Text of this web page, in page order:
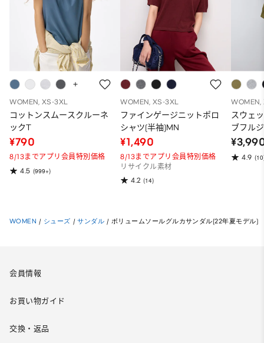
WOMEN, XS-3XL
コットンスムースクルーネ
ックT
¥790
8/13までアプリ会員特別価格
4.5 (999+)
WOMEN, XS-3XL
ファインゲージニットポロ
シャツ(半袖)MN
¥1,490
8/13までアプリ会員特別価格
リサイクル素材
4.2 (14)
WOMEN,
スウェ
ブフル
ーパー
ット）
4.9
WOMEN / シューズ / サンダル / ボリュームソールグルカサンダル(22年夏モデル)
会員情報
お買い物ガイド
交換・返品